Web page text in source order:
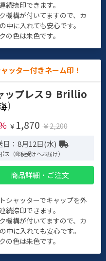
続捺印できます。
機構が付いてますので、カ
中に入れても安心です。
の色は朱色です。
ッター付きネーム印！
ップレス９ Brillio
)
￥ 1,870 ￥2,200
日：8月12日(水)
ス（郵便受けへお届け）
商品詳細・ご注文
シャッターでキャップを外
続捺印できます。
機構が付いてますので、カ
中に入れても安心です。
の色は朱色です。